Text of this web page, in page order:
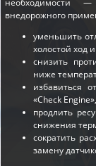
необходимости
внедорожного
уменьшить
холостой ход и
снизить
ниже
избавиться
«Check
продлить
снижения
сократить
замену